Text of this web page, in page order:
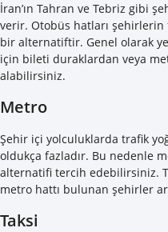
İran’ın Tahran ve Tebriz gibi
verir. Otobüs hatları
bir alternatiftir. Genel olarak
için bileti duraklardan veya
alabilirsiniz.
Metro
Şehir içi yolculuklarda trafik
oldukça fazladır. Bu nedenle
alternatifi tercih edebilirsiniz.
metro hattı bulunan şehirler
Taksi